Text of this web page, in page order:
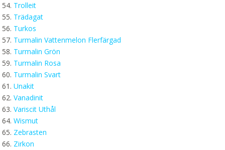
Trolleit
Trädagat
Turkos
Turmalin Vattenmelon Flerfärgad
Turmalin Grön
Turmalin Rosa
Turmalin Svart
Unakit
Vanadinit
Variscit Uthål
Wismut
Zebrasten
Zirkon